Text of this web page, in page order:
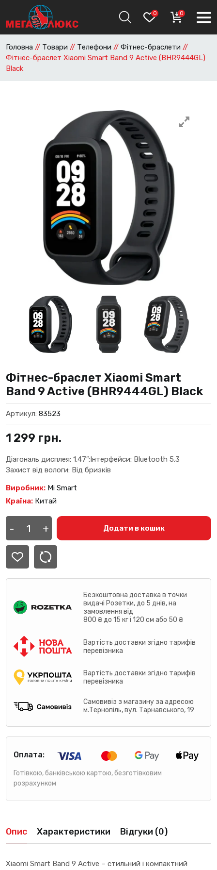
0 0
Головна // Товари // Телефони // Фітнес-браслети //
Фітнес-браслет Xiaomi Smart Band 9 Active (BHR9444GL)
Black
Фітнес-браслет Xiaomi Smart
Band 9 Active (BHR9444GL) Black
Артикул: 83523
1 299 грн.
Діагональ дисплея: 1.47″:Інтерфейси: Bluetooth 5.3
Захист від вологи: Від бризків
Виробник: Mi Smart
Країна: Китай
-
браслет
Xiaomi
Smart
Band
9
Active
(BHR9444GL)
Black
+ Додати в кошик
Безкоштовна доставка в точки
видачі Розетки, до 5 днів, на
замовлення від
800 ₴ до 15 кг і 120 см або 50 ₴
Вартість доставки згідно тарифів
перевізника
Вартість доставки згідно тарифів
перевізника
Самовивіз з магазину за адресою
м.Тернопіль, вул. Тарнавського, 19
Оплата:
Готівкою, банківською картою, безготівковим
розрахунком
Опис Характеристики Відгуки (0)
Xiaomi Smart Band 9 Active – стильний і компактний